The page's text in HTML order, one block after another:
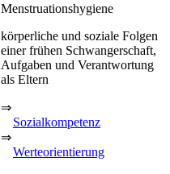
Menstruationshygiene
körperliche und soziale Folgen
einer frühen Schwangerschaft,
Aufgaben und Verantwortung
als Eltern
⇒
Sozialkompetenz
⇒
Werteorientierung